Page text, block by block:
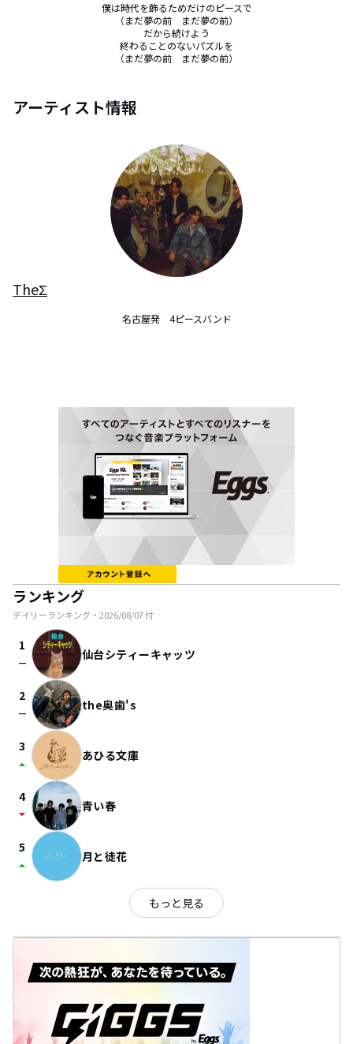
僕は時代を飾るためだけのピースで
（まだ夢の前　まだ夢の前）
だから続けよう
終わることのないパズルを
（まだ夢の前　まだ夢の前）
アーティスト情報
TheΣ
名古屋発　4ピースバンド
ランキング
デイリーランキング・ 2026/08/07付
1
check_indeterminate_small 仙台シティーキャッツ
2
check_indeterminate_small the奥歯's
3
arrow_drop_up あひる文庫
4
arrow_drop_down 青い春
5
arrow_drop_up 月と徒花
もっと見る